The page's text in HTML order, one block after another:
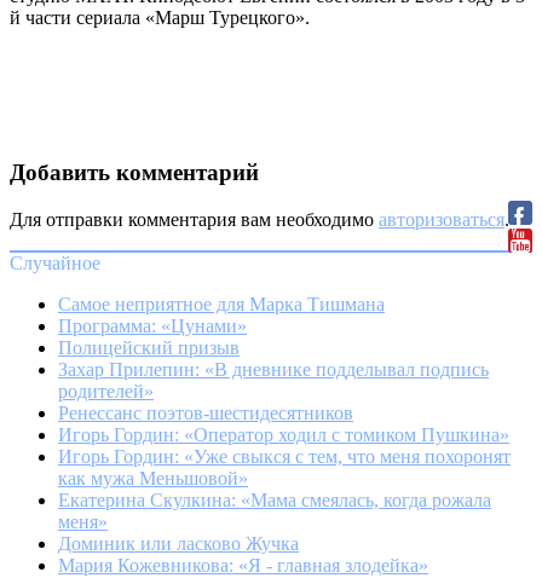
й части сериала «Марш Турецкого».
Добавить комментарий
Для отправки комментария вам необходимо авторизоваться.
Случайное
Самое неприятное для Марка Тишмана
Программа: «Цунами»
Полицейский призыв
Захар Прилепин: «В дневнике подделывал подпись
родителей»
Ренессанс поэтов-шестидесятников
Игорь Гордин: «Оператор ходил с томиком Пушкина»
Игорь Гордин: «Уже свыкся с тем, что меня похоронят
как мужа Меньшовой»
Екатерина Скулкина: «Мама смеялась, когда рожала
меня»
Доминик или ласково Жучка
Мария Кожевникова: «Я - главная злодейка»